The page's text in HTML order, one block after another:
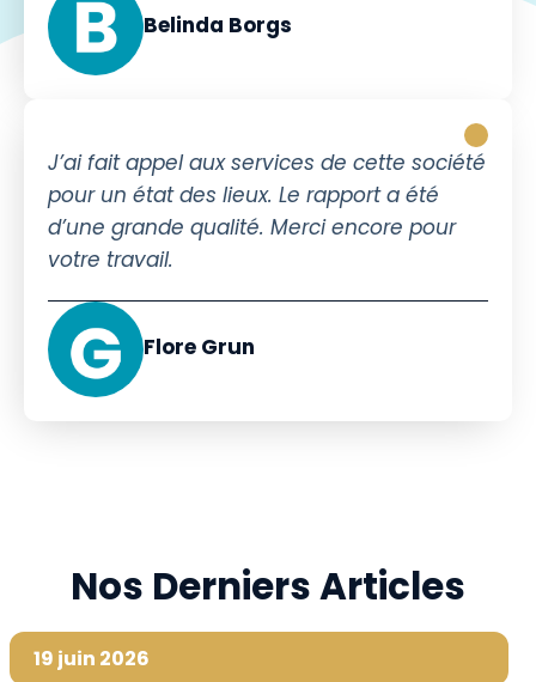
Belinda Borgs
J’ai fait appel aux services de cette société
pour un état des lieux. Le rapport a été
d’une grande qualité. Merci encore pour
votre travail.
Flore Grun
Nos Derniers Articles
19 juin 2026